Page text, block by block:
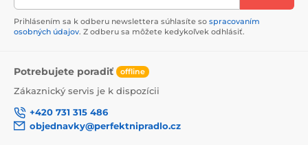
Prihlásením sa k odberu newslettera súhlasíte so spracovaním
osobných údajov. Z odberu sa môžete kedykoľvek odhlásiť.
Potrebujete poradiť offline
Zákaznický servis je k dispozícii
+420 731 315 486
objednavky@perfektnipradlo.cz